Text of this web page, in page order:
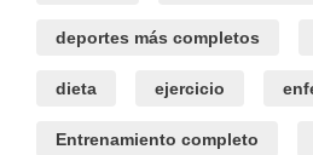
deportes más completos
dieta ejercicio
Entrenamiento completo